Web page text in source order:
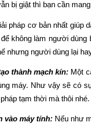
bị giật thì bạn cần
pháp cơ bản nhất giúp
để không làm người
nhưng người dùng lại
thành mạch kín: Một
máy. Như vậy sẽ có
tạm thời mà thôi nhé.
vào máy tính: Nếu như